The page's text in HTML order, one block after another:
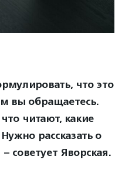
что это
вы обращаетесь.
читают, какие
рассказать о
советует Яворская.